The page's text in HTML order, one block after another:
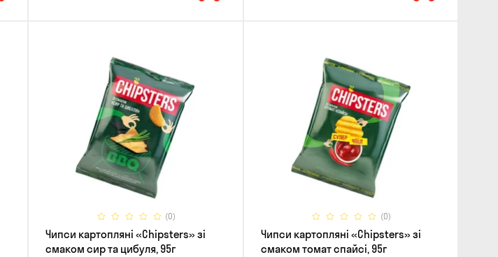
(0)
Чипси картопляні «Chipsters» зі
смаком сир та цибуля, 95г
(0)
Чипси картопляні «Chipsters» зі
смаком томат спайсі, 95г